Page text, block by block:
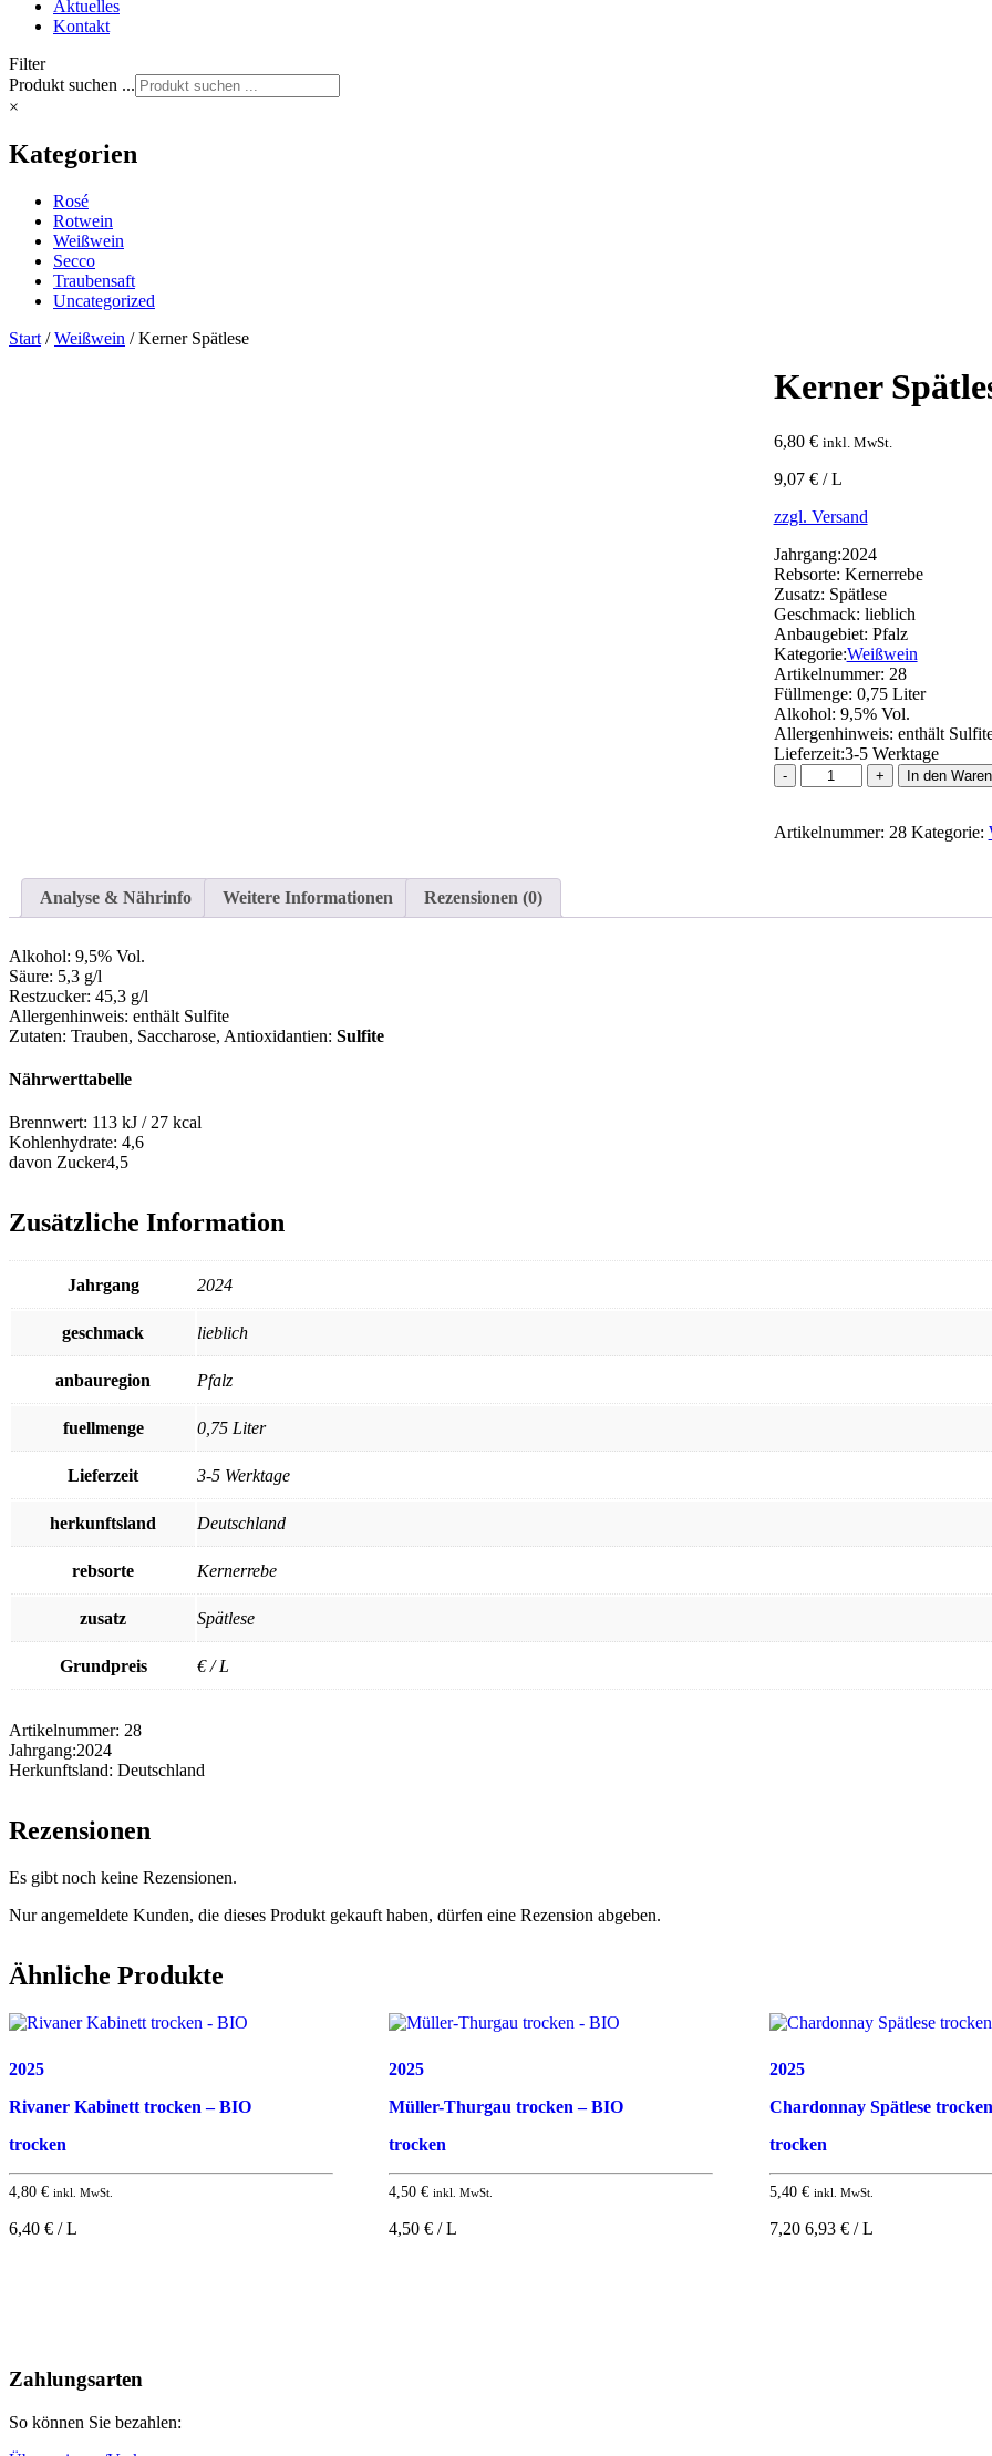
Aktuelles
Kontakt
Filter
Produkt suchen ...
×
Kategorien
Rosé
Rotwein
Weißwein
Secco
Traubensaft
Uncategorized
Start /Weißwein / Kerner Spätlese
Kerner
6,80 € inkl. MwSt.
9,07 € / L
zzgl. Versand
Jahrgang:2024
Rebsorte: Kernerrebe
Zusatz: Spätlese
Geschmack: lieblich
Anbaugebiet: Pfalz
Kategorie:Weißwein
Artikelnummer: 28
Füllmenge: 0,75 Liter
Alkohol: 9,5% Vol.
Allergenhinweis: enthält
Lieferzeit:3-5 Werktage
Kerner
Spätlese
In den
Artikelnummer: 28 Kategorie:
Analyse & Nährinfo Weitere Informationen Rezensionen (0)
Alkohol: 9,5% Vol.
Säure: 5,3 g/l
Restzucker: 45,3 g/l
Allergenhinweis: enthält Sulfite
Zutaten: Trauben, Saccharose, Antioxidantien: Sulfite
Nährwerttabelle
Brennwert: 113 kJ / 27 kcal
Kohlenhydrate: 4,6
davon Zucker4,5
Zusätzliche Information
Jahrgang 2024
geschmack lieblich
anbauregion Pfalz
fuellmenge 0,75 Liter
Lieferzeit 3-5 Werktage
herkunftsland Deutschland
rebsorte Kernerrebe
zusatz Spätlese
Grundpreis € / L
Artikelnummer: 28
Jahrgang:2024
Herkunftsland: Deutschland
Rezensionen
Es gibt noch keine Rezensionen.
Nur angemeldete Kunden, die dieses Produkt gekauft haben, dürfen eine Rezension abgeben.
Ähnliche Produkte
2025
Rivaner Kabinett trocken – BIO
trocken
4,80 € inkl. MwSt.
6,40 € / L
2025
Müller-Thurgau trocken – BIO
trocken
4,50€ inkl. MwSt.
4,50 € / L
2025
Chardonnay Spätlese
trocken
5,40 € inkl. MwSt.
7,20 6,93 € / L
oben
Zahlungsarten
So können Sie bezahlen: